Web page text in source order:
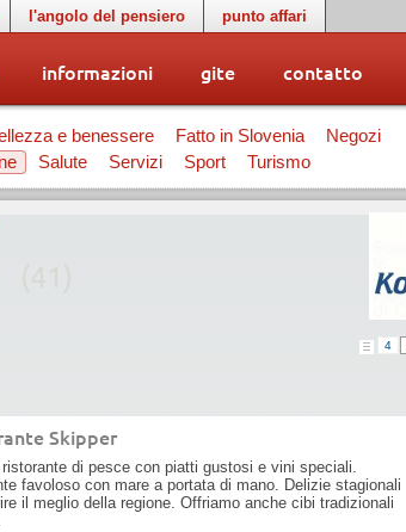
l'angolo del pensiero punto affari
informazioni gite contatto
e benessere Fatto in Slovenia
Negozi
Salute Servizi Sport Turismo
4
Skipper
di pesce con piatti gustosi e vini speciali.
favoloso con mare a portata di mano. Delizie stagionali
il meglio della regione. Offriamo anche cibi tradizionali